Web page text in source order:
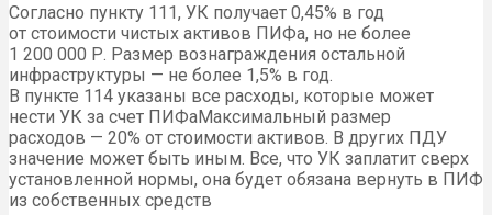
Согласно пункту 111, УК получает 0,45% в год
от стоимости чистых активов ПИФа, но не более
1 200 000 Р. Размер вознаграждения остальной
инфраструктуры — не более 1,5% в год.
В пункте 114 указаны все расходы, которые может
нести УК за счет ПИФаМаксимальный размер
расходов — 20% от стоимости активов. В других ПДУ
значение может быть иным. Все, что УК заплатит сверх
установленной нормы, она будет обязана вернуть в ПИФ
из собственных средств